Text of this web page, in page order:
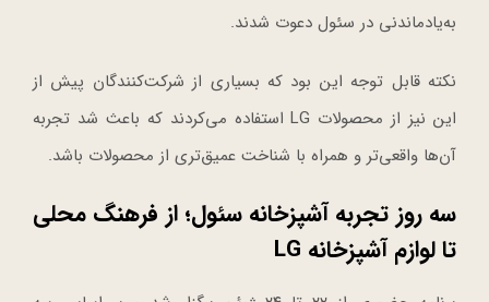
به‌یادماندنی در سئول دعوت شدند.
نکته قابل توجه این بود که بسیاری از شرکت‌کنندگان پیش از
این نیز از محصولات LG استفاده می‌کردند که باعث شد تجربه
آن‌ها واقعی‌تر و همراه با شناخت عمیق‌تری از محصولات باشد.
سه روز تجربه آشپزخانه سئول؛ از فرهنگ محلی
تا لوازم آشپزخانه LG